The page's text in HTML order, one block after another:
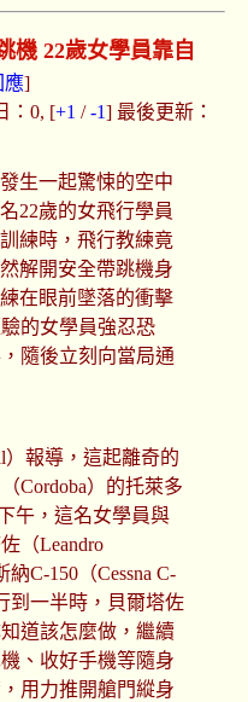
機 22歲女學員靠自
應]
：0, [+1 /-1] 最後更新：
生一起驚悚的空中
22歲的女飛行學員
練時，飛行教練竟
解開安全帶跳機身
在眼前墜落的衝擊
的女學員強忍恐
隨後立刻向當局通
報導，這起離奇的
Cordoba）的托萊多
午，這名女學員與
（Leandro
C-150（Cessna C-
到一半時，貝爾塔佐
道該怎麼做，繼續
、收好手機等隨身
用力推開艙門縱身